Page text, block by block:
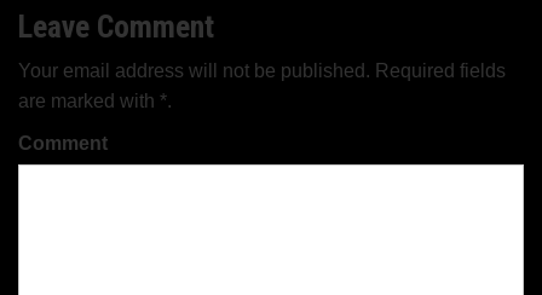
Leave Comment
Your email address will not be published. Required fields
are marked with *.
Comment